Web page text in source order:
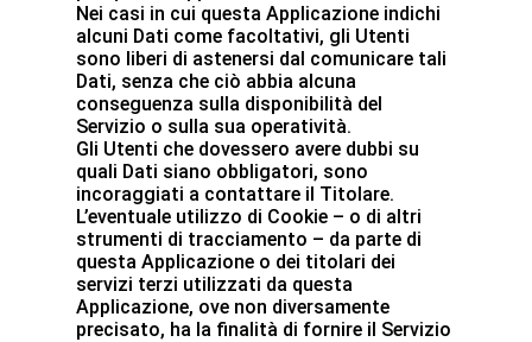
Nei casi in cui questa Applicazione indichi
alcuni Dati come facoltativi, gli Utenti
sono liberi di astenersi dal comunicare tali
Dati, senza che ciò abbia alcuna
conseguenza sulla disponibilità del
Servizio o sulla sua operatività.
Gli Utenti che dovessero avere dubbi su
quali Dati siano obbligatori, sono
incoraggiati a contattare il Titolare.
L’eventuale utilizzo di Cookie – o di altri
strumenti di tracciamento – da parte di
questa Applicazione o dei titolari dei
servizi terzi utilizzati da questa
Applicazione, ove non diversamente
precisato, ha la finalità di fornire il Servizio